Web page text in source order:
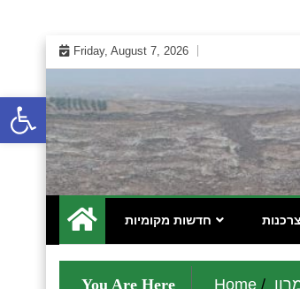
Open toolbar
Skip
to
content
Friday, August 7, 2026
הישובים ביו"ש
השומרון בנימין גוש עציון והר חברון
חדשות מקומיות
You Are Here Home